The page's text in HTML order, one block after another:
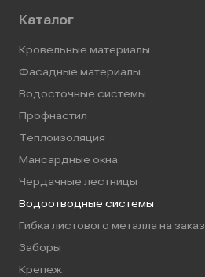
Каталог
Кровельные материалы
Фасадные материалы
Водосточные системы
Профнастил
Теплоизоляция
Мансардные окна
Чердачные лестницы
Водоотводные системы
Гибка листового металла на заказ
Заборы
Крепеж